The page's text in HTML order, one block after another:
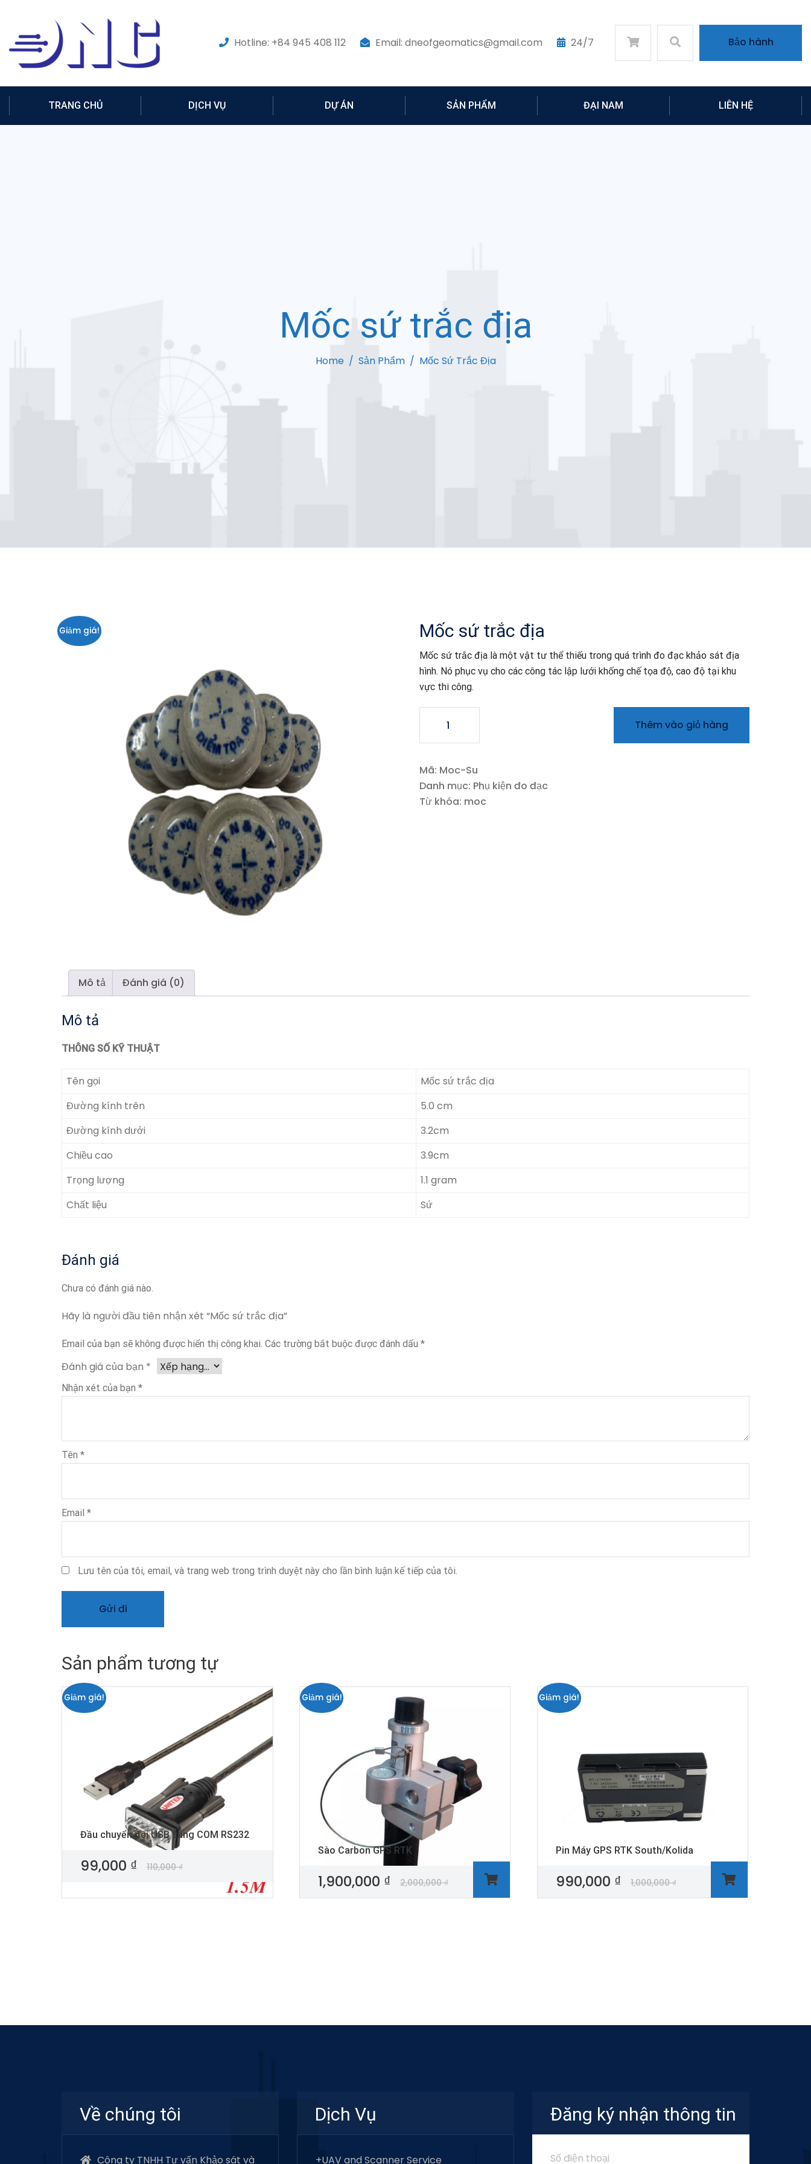
Hotline: +84 945 408 112 Email: dneofgeomatics@gmail.com 24/7 Bảo hành
TRANG CHỦ DỊCH VỤ DỰ ÁN SẢN PHẨM ĐẠI NAM LIÊN HỆ
Mốc sứ trắc địa
Home Sản Phẩm Mốc Sứ Trắc Địa
Giảm giá! Mốc sứ trắc địa
Mốc sứ trắc địa là một vật tư thể thiếu trong quá trình đo đạc khảo sát địa
hình. Nó phục vụ cho các công tác lập lưới khống chế tọa độ, cao độ tại khu
vực thi công.
trắc
số
lượng
Thêm vào giỏ hàng
Mã: Moc-Su
Danh mục: Phụ kiện đo đạc
Từ khóa: moc
Mô tả Đánh giá (0)
Mô tả
THÔNG SỐ KỸ THUẬT
Tên gọi
Mốc sứ trắc địa
Đường kính trên
5.0 cm
Đường kính dưới
3.2cm
Chiều cao
3.9cm
Trọng lượng
1.1 gram
Chất liệu
Sứ
Đánh giá
Chưa có đánh giá nào.
Hãy là người đầu tiên nhận xét “Mốc sứ trắc địa”
Email của bạn sẽ không được hiển thị công khai. Các trường bắt buộc được đánh dấu *
Đánh giá của bạn *
Nhận xét của bạn *
Tên *
Email *
Lưu tên của tôi, email, và trang web trong trình duyệt này cho lần bình luận kế tiếp của tôi.
Sản phẩm tương tự
Giảm giá!
Đầu chuyển đổi USB sang COM RS232
110,000₫
99,000 ₫
Giảm giá!
Sào Carbon GPS RTK
2,000,000₫
1,900,000 ₫
Giảm giá!
Pin Máy GPS RTK South/Kolida
1,000,000₫
990,000 ₫
Về chúng tôi
Công ty TNHH Tư vấn Khảo sát và
Dịch Vụ
+UAV and Scanner Service
Đăng ký nhận thông tin